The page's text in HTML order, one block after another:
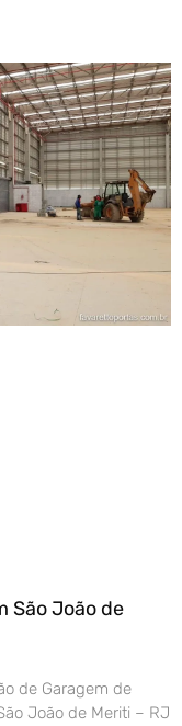
São João de
de Garagem de
João de Meriti – RJ